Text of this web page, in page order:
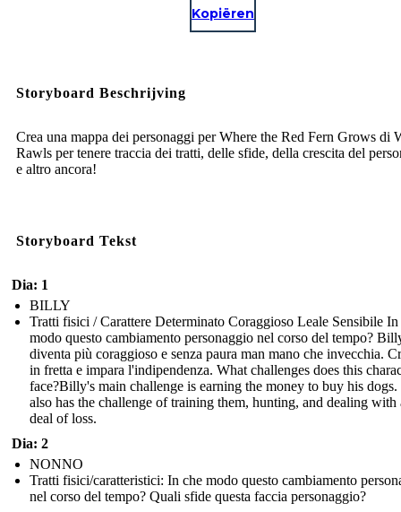
Kopiëren
Storyboard Beschrijving
Crea una mappa dei personaggi per Where the Red Fern Grows di
Rawls per tenere traccia dei tratti, delle sfide, della crescita del
e altro ancora!
Storyboard Tekst
Dia: 1
BILLY
Tratti fisici / Carattere Determinato Coraggioso Leale Sensibile In
modo questo cambiamento personaggio nel corso del tempo?
diventa più coraggioso e senza paura man mano che invecchia.
in fretta e impara l'indipendenza. What challenges does this
face? Billy's main challenge is earning the money to buy his dogs.
also has the challenge of training them, hunting, and dealing with
deal of loss.
Dia: 2
NONNO
Tratti fisici/caratteristici: In che modo questo cambiamento
nel corso del tempo? Quali sfide questa faccia personaggio?